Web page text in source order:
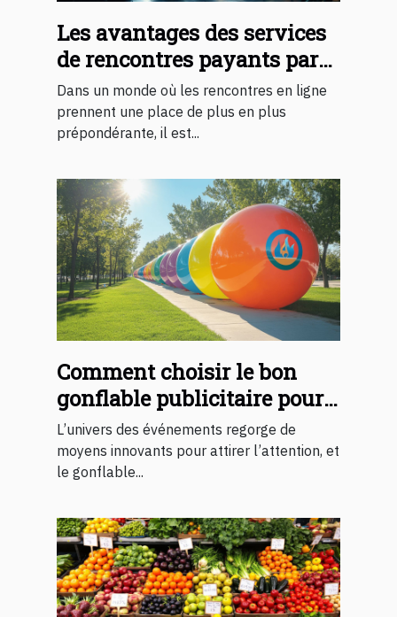
Les avantages des services
de rencontres payants par
rapport aux gratuits
Dans un monde où les rencontres en ligne
prennent une place de plus en plus
prépondérante, il est...
Comment choisir le bon
gonflable publicitaire pour
votre événement ?
L’univers des événements regorge de
moyens innovants pour attirer l’attention, et
le gonflable...